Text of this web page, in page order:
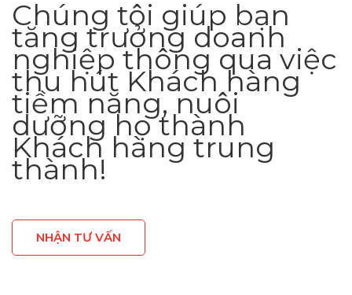
Chúng tôi giúp bạn
tăng trưởng doanh
nghiệp thông qua việc
thu hút Khách hàng
tiềm năng, nuôi
dưỡng họ thành
Khách hàng trung
thành!
NHẬN TƯ VẤN